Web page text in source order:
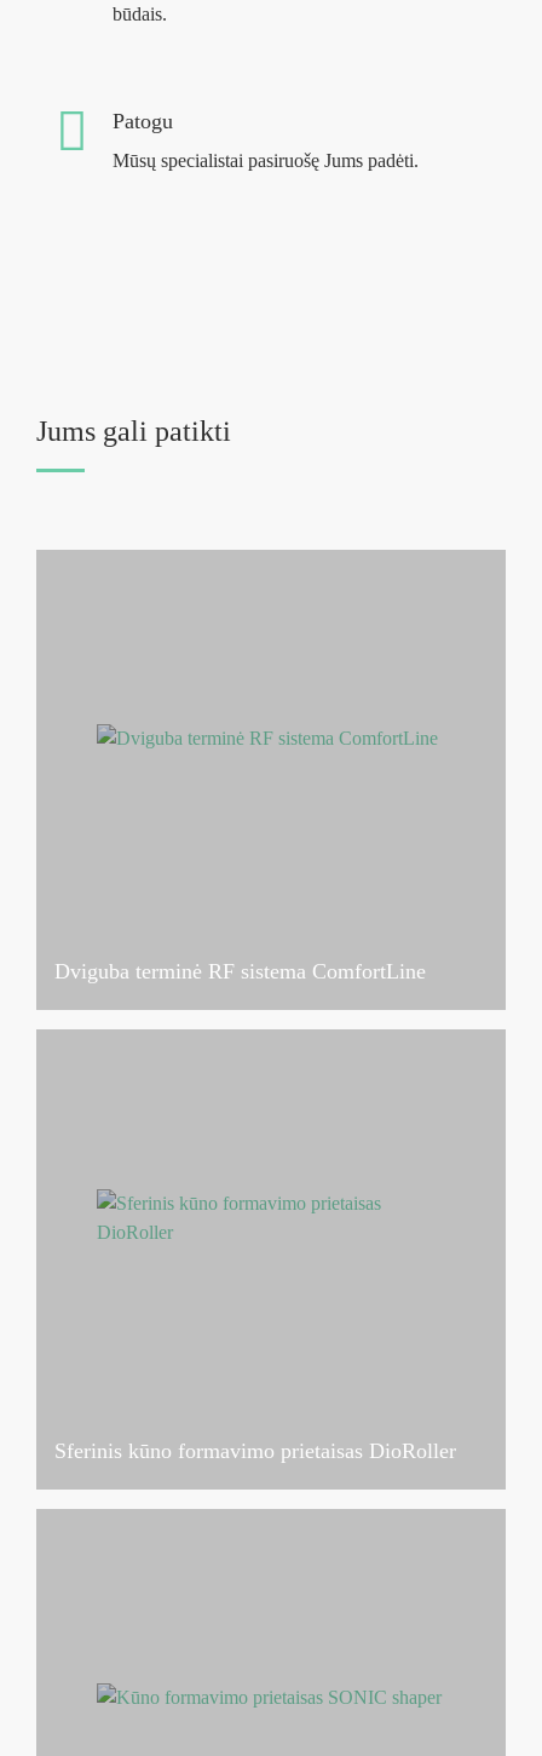
būdais.
Patogu
Mūsų specialistai pasiruošę Jums padėti.
Jums gali patikti
Dviguba terminė RF sistema ComfortLine
Sferinis kūno formavimo prietaisas DioRoller